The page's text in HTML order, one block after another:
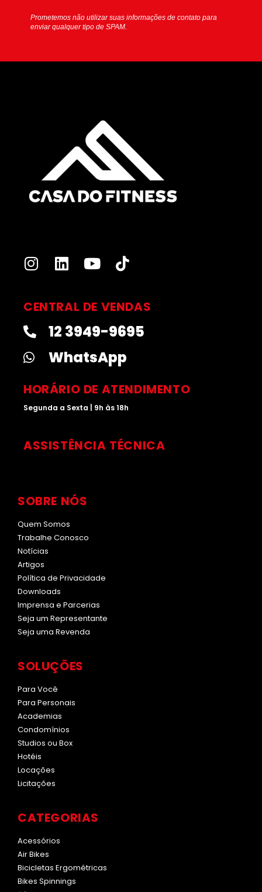
Prometemos não utilizar suas informações de contato para
enviar qualquer tipo de SPAM.
I
t
g
r
a
m
L
k
e
d
i
n
Y
t
u
b
e
T
i
t
o
k
CENTRAL DE VENDAS
12 3949-9695
WhatsApp
HORÁRIO DE ATENDIMENTO
Segunda a Sexta | 9h às 18h
ASSISTÊNCIA TÉCNICA
SOBRE NÓS
Quem Somos
Trabalhe Conosco
Notícias
Artigos
Política de Privacidade
Downloads
Imprensa e Parcerias
Seja um Representante
Seja uma Revenda
SOLUÇÕES
Para Você
Para Personais
Academias
Condomínios
Studios ou Box
Hotéis
Locações
Licitações
CATEGORIAS
Acessórios
Air Bikes
Bicicletas Ergométricas
Bikes Spinnings